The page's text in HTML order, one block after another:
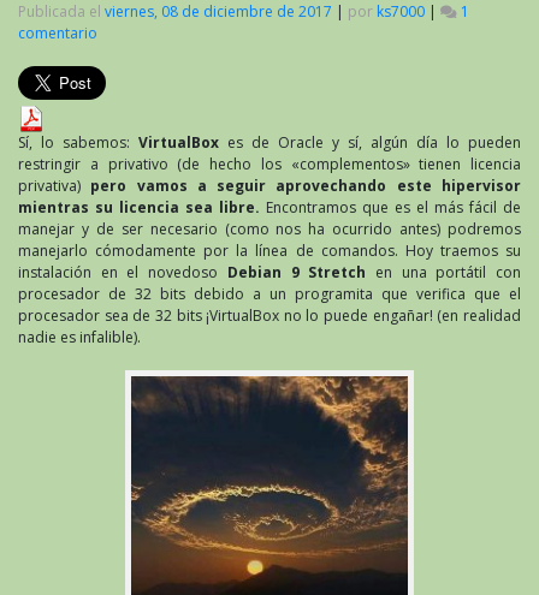
Publicada el viernes, 08 de diciembre de 2017 | por ks7000 |
1
comentario
VirtualBox
en
9
Stretch
Sí, lo sabemos: VirtualBox es de Oracle y sí, algún día lo pueden
restringir a privativo (de hecho los «complementos» tienen licencia
privativa) pero vamos a seguir aprovechando este hipervisor
mientras su licencia sea libre. Encontramos que es el más fácil de
manejar y de ser necesario (como nos ha ocurrido antes) podremos
manejarlo cómodamente por la línea de comandos. Hoy traemos su
instalación en el novedoso Debian 9 Stretch en una portátil con
procesador de 32 bits debido a un programita que verifica que el
procesador sea de 32 bits ¡VirtualBox no lo puede engañar! (en realidad
nadie es infalible).